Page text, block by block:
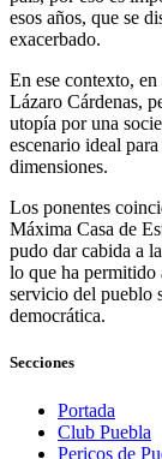
esos años, que se
exacerbado.
En ese contexto,
Lázaro Cárdenas,
utopía por una
escenario ideal
dimensiones.
Los ponentes
Máxima Casa de
pudo dar cabida a
lo que ha permitido
servicio del pueblo
democrática.
Secciones
Portada
Club Puebla
Pericos de